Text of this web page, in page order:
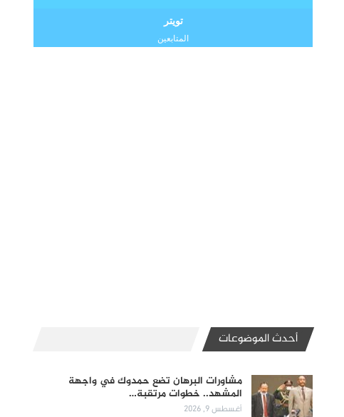
تويتر
المتابعين
أحدث الموضوعات
مشاورات البرهان تضع حمدوك في واجهة
المشهد.. خطوات مرتقبة…
أغسطس 9, 2026